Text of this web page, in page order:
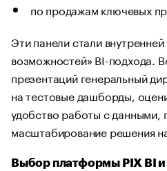
по продажам ключевых
Эти панели стали
возможностей» BI-подхода.
презентаций генеральный
на тестовые дашборды,
удобство работы с данными,
масштабирование решения
Выбор платформы PIX BI